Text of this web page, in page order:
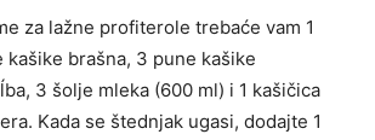
za lažne profiterole trebaće vam 1
kašike brašna, 3 pune kašike
3 šolje mleka (600 ml) i 1 kašičica
Kada se štednjak ugasi, dodajte 1